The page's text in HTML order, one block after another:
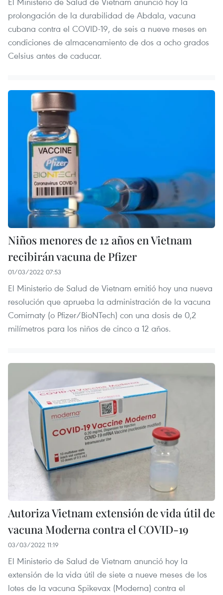
prolongación de la durabilidad de Abdala, vacuna
cubana contra el COVID-19, de seis a nueve meses en
condiciones de almacenamiento de dos a ocho grados
Celsius antes de caducar.
Niños menores de 12 años en Vietnam
recibirán vacuna de Pfizer
01/03/2022 07:53
El Ministerio de Salud de Vietnam emitió hoy una nueva
resolución que aprueba la administración de la vacuna
Comirnaty (o Pfizer/BioNTech) con una dosis de 0,2
milímetros para los niños de cinco a 12 años.
Autoriza Vietnam extensión de vida útil de
vacuna Moderna contra el COVID-19
03/03/2022 11:19
El Ministerio de Salud de Vietnam anunció hoy la
extensión de la vida útil de siete a nueve meses de los
lotes de la vacuna Spikevax (Moderna) contra el